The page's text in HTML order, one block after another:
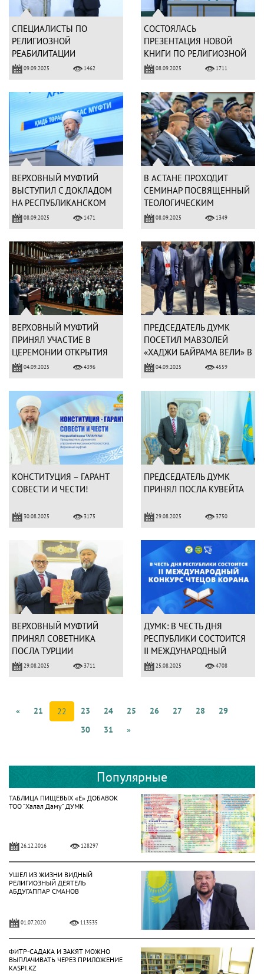
СПЕЦИАЛИСТЫ ПО
РЕЛИГИОЗНОЙ
РЕАБИЛИТАЦИИ
ПОВЫСИЛИ
КВАЛИФИКАЦИЮ
09.09.2025 1462
СОСТОЯЛАСЬ
ПРЕЗЕНТАЦИЯ НОВОЙ
КНИГИ ПО РЕЛИГИОЗНОЙ
РЕАБИЛИТАЦИИ
08.09.2025 1711
ВЕРХОВНЫЙ МУФТИЙ
ВЫСТУПИЛ С ДОКЛАДОМ
НА РЕСПУБЛИКАНСКОМ
СЕМИНАРЕ
08.09.2025 1471
В АСТАНЕ ПРОХОДИТ
СЕМИНАР ПОСВЯЩЕННЫЙ
ТЕОЛОГИЧЕСКИМ
ВОПРОСАМ
08.09.2025 1349
ВЕРХОВНЫЙ МУФТИЙ
ПРИНЯЛ УЧАСТИЕ В
ЦЕРЕМОНИИ ОТКРЫТИЯ
НЕДЕЛИ МАВЛИД В
ТУРЦИИ
04.09.2025 4396
ПРЕДСЕДАТЕЛЬ ДУМК
ПОСЕТИЛ МАВЗОЛЕЙ
«ХАДЖИ БАЙРАМА ВЕЛИ» В
АНКАРЕ
04.09.2025 4559
КОНСТИТУЦИЯ – ГАРАНТ
СОВЕСТИ И ЧЕСТИ!
30.08.2025 3175
ПРЕДСЕДАТЕЛЬ ДУМК
ПРИНЯЛ ПОСЛА КУВЕЙТА
29.08.2025 3750
ВЕРХОВНЫЙ МУФТИЙ
ПРИНЯЛ СОВЕТНИКА
ПОСЛА ТУРЦИИ
29.08.2025 3711
ДУМК: В ЧЕСТЬ ДНЯ
РЕСПУБЛИКИ СОСТОИТСЯ
II МЕЖДУНАРОДНЫЙ
КОНКУРС ЧТЕЦОВ КОРАНА
25.08.2025 4708
« 21 22 23 24 25 26 27 28
29
30
31 »
Популярные
ТАБЛИЦА ПИЩЕВЫХ «Е» ДОБАВОК
ТОО “Халал Даму” ДУМК
26.12.2016 128297
УШЕЛ ИЗ ЖИЗНИ ВИДНЫЙ
РЕЛИГИОЗНЫЙ ДЕЯТЕЛЬ
АБДУГАППАР СМАНОВ
01.07.2020 113535
ФИТР-САДАКА И ЗАКЯТ МОЖНО
ВЫПЛАЧИВАТЬ ЧЕРЕЗ ПРИЛОЖЕНИЕ
KASPI.KZ